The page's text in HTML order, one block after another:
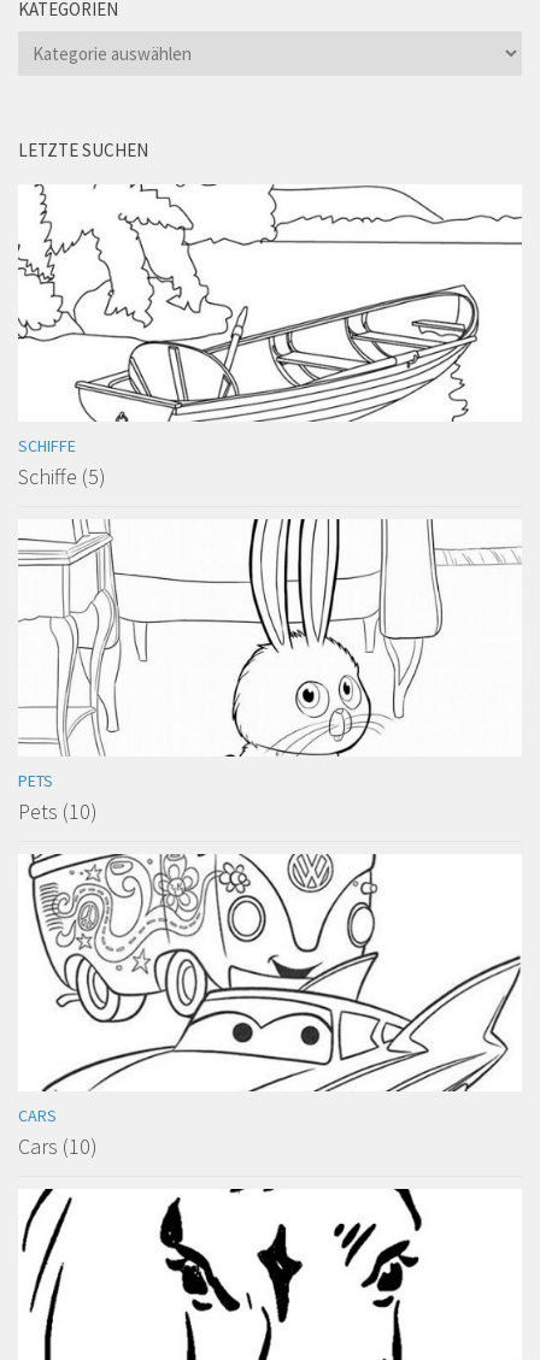
KATEGORIEN
Kategorien
LETZTE SUCHEN
SCHIFFE
Schiffe (5)
PETS
Pets (10)
CARS
Cars (10)